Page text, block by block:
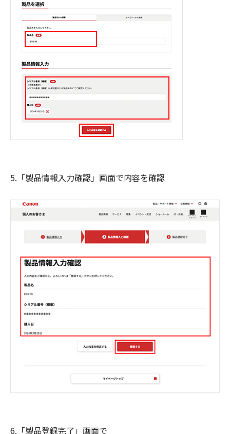
5.「製品情報入力確認」画面で内容を確認
6.「製品登録完了」画面で